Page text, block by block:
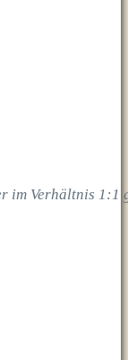
im Verhältnis 1:1